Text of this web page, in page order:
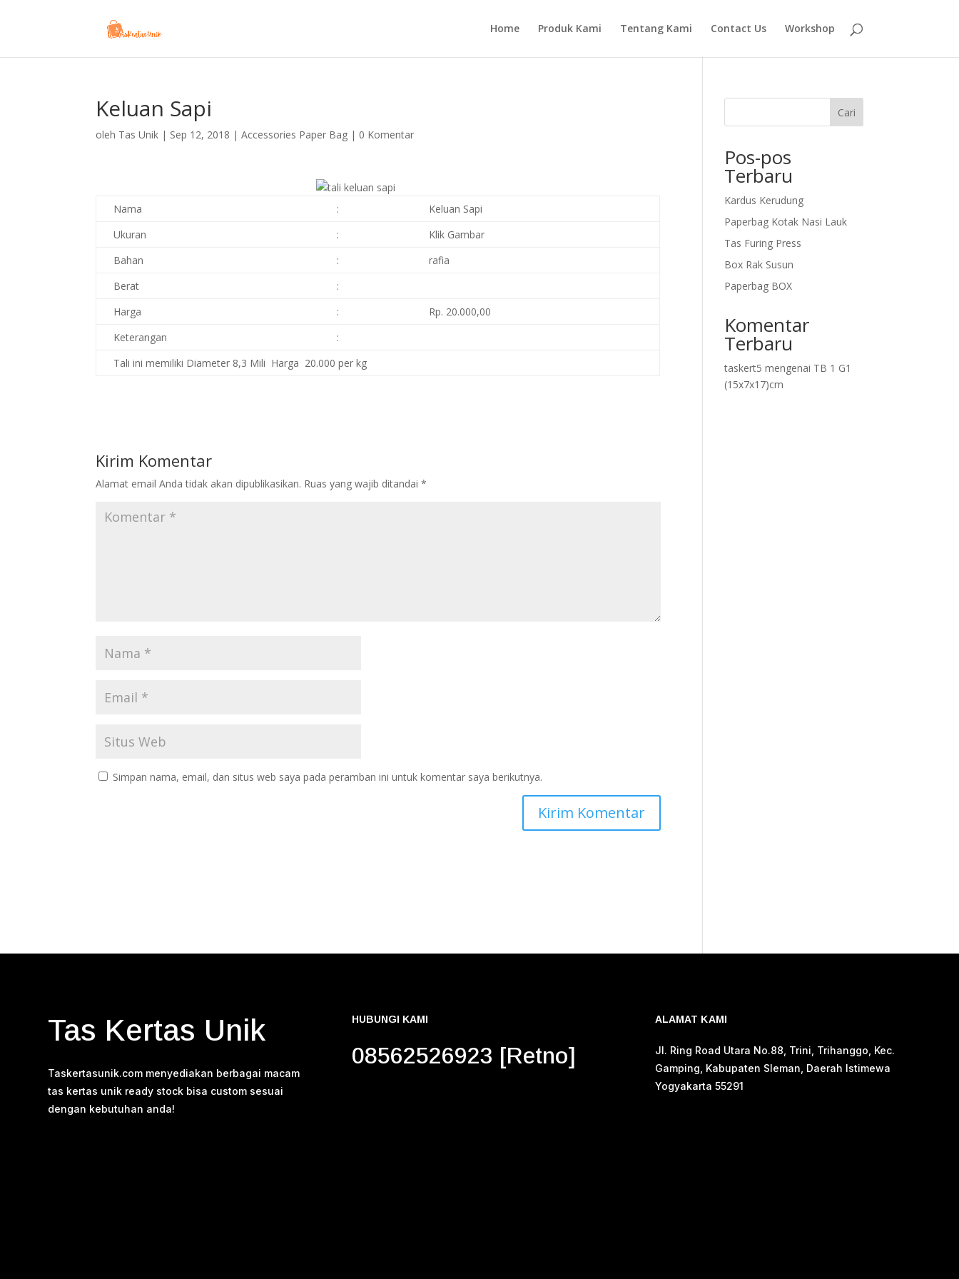
Home Produk Kami Tentang Kami Contact Us Workshop
Keluan Sapi
oleh Tas Unik | Sep 12, 2018 |Accessories Paper Bag | 0 Komentar
Nama :
Keluan Sapi
Ukuran
:
Klik Gambar
Bahan
:
rafia
Berat
:
Harga
:
Rp. 20.000,00
Keterangan
:
Tali ini memiliki Diameter 8,3 Mili Harga 20.000 per kg
Kirim Komentar
Alamat email Anda tidak akan dipublikasikan. Ruas yang wajib ditandai*
Simpan nama, email, dan situs web saya pada peramban ini untuk komentar saya berikutnya.
Cari
Pos-pos
Terbaru
Kardus Kerudung
Paperbag Kotak Nasi Lauk
Tas Furing Press
Box Rak Susun
Paperbag BOX
Komentar
Terbaru
taskert5 mengenai TB 1 G1
(15x7x17)cm
Tas Kertas Unik
Taskertasunik.com menyediakan berbagai macam
tas kertas unik ready stock bisa custom sesuai
dengan kebutuhan anda!
HUBUNGI KAMI
08562526923 [Retno]
ALAMAT KAMI
Jl. Ring Road Utara No.88, Trini, Trihanggo, Kec.
Gamping, Kabupaten Sleman, Daerah Istimewa
Yogyakarta 55291